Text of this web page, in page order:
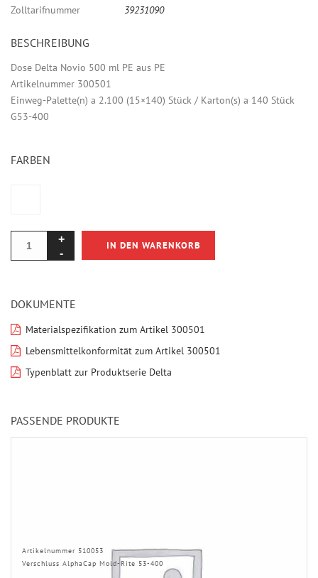
Zolltarifnummer
39231090
BESCHREIBUNG
Dose Delta Novio 500 ml PE aus PE
Artikelnummer 300501
Einweg-Palette(n) a 2.100 (15×140) Stück / Karton(s) a 140 Stück
G53-400
FARBEN
IN DEN WARENKORB
DOKUMENTE
Materialspezifikation zum Artikel 300501
Lebensmittelkonformität zum Artikel 300501
Typenblatt zur Produktserie Delta
PASSENDE PRODUKTE
Artikelnummer 510053
Verschluss AlphaCap Mold-Rite 53-400